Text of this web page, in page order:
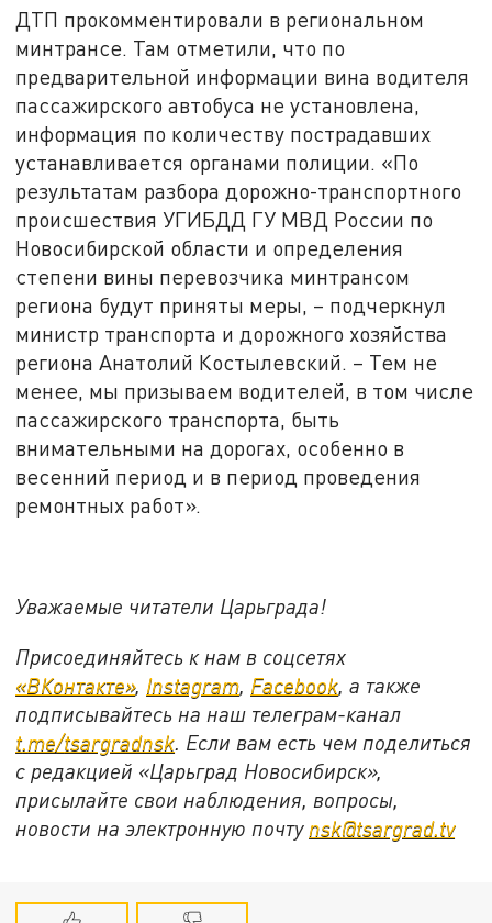
ДТП прокомментировали в региональном
минтрансе. Там отметили, что по
предварительной информации вина водителя
пассажирского автобуса не установлена,
информация по количеству пострадавших
устанавливается органами полиции. «По
результатам разбора дорожно-транспортного
происшествия УГИБДД ГУ МВД России по
Новосибирской области и определения
степени вины перевозчика минтрансом
региона будут приняты меры, – подчеркнул
министр транспорта и дорожного хозяйства
региона Анатолий Костылевский. – Тем не
менее, мы призываем водителей, в том числе
пассажирского транспорта, быть
внимательными на дорогах, особенно в
весенний период и в период проведения
ремонтных работ».
Уважаемые читатели Царьграда!
Присоединяйтесь к нам в соцсетях
«ВКонтакте», Instagram Facebook , а также
подписывайтесь на наш телеграм-канал
t. me/tsargradnsk . Если вам есть чем поделиться
с редакцией «Царьград Новосибирск»,
присылайте свои наблюдения, вопросы,
новости на электронную почту nsk@tsargrad. tv